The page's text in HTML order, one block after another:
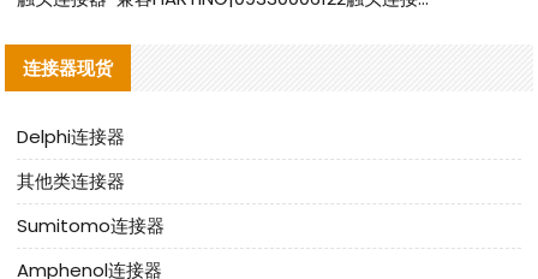
连接器现货
Delphi连接器
其他类连接器
Sumitomo连接器
Amphenol连接器